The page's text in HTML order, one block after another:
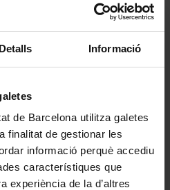
Detalls Informació
de Barcelona utilitza galetes
finalitat de gestionar les
informació perquè accediu
característiques que
experiència de la d’altres
modular, obtenen el certificat